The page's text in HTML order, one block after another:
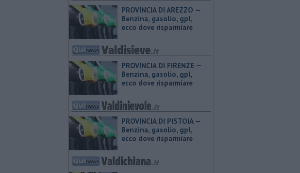
PROVINCIA DI AREZZO — ​
Benzina, gasolio, gpl,
ecco dove risparmiare
PROVINCIA DI FIRENZE — ​
Benzina, gasolio, gpl,
ecco dove risparmiare
PROVINCIA DI PISTOIA — ​
Benzina, gasolio, gpl,
ecco dove risparmiare